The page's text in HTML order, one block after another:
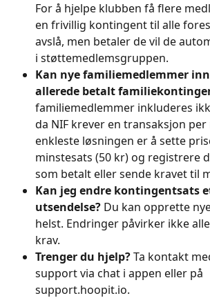
For å hjelpe klubben få flere
en frivillig kontingent til alle
avslå, men betaler de vil de
i støttemedlemsgruppen.
Kan nye familiemedlemmer
allerede betalt
familiemedlemmer inkluderes
da NIF krever en transaksjon per
enkleste løsningen er å sette
minstesats (50 kr) og registrere
som betalt eller sende kravet til
Kan jeg endre kontingentsats
utsendelse? Du kan opprette
helst. Endringer påvirker ikke
krav.
Trenger du hjelp? Ta kontakt
support via chat i appen eller på
support.hoopit.io.